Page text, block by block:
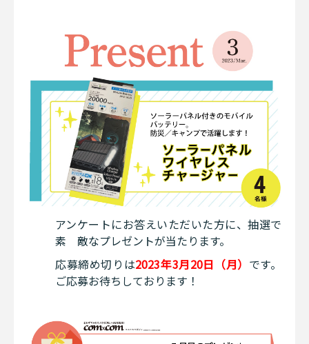
アンケートにお答えいただいた方に、抽選で
素 敵なプレゼントが当たります。
応募締め切りは2023年3月20日（月） です。
ご応募お待ちしております！